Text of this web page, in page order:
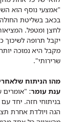
"אמצעי נוסף הוא
בכאב בשליטת
לחצן ומטפל.
יקבל תרופה
מקבל היא נמוכה
שרירותי".
מהו הניתוח
ענת עומר: "אומרים
בניתוחי חזה. יחד
הגה ויולדת אחרת